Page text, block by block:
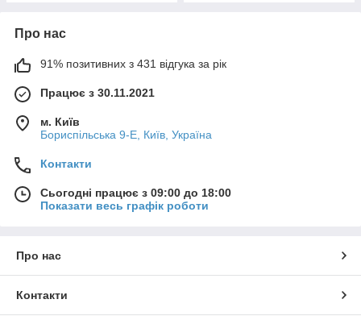
Про нас
91% позитивних з 431 відгука за рік
Працює з 30.11.2021
м. Київ
Бориспільська 9-Е, Київ, Україна
Контакти
Сьогодні працює з 09:00 до 18:00
Показати весь графік роботи
Про нас
Контакти